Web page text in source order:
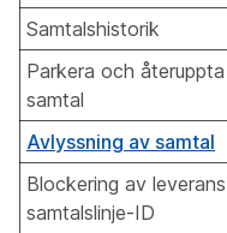
Samtalshistorik
Parkera och återuppta
samtal
Avlyssning av samtal
Blockering av
samtalslinje-ID